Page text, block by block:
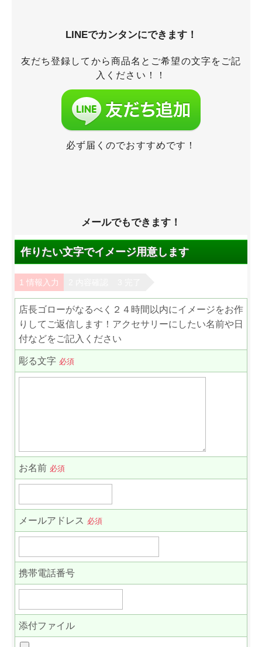
LINEでカンタンにできます！
友だち登録してから商品名とご希望の文字をご記
入ください！！
必ず届くのでおすすめです！
メールでもできます！